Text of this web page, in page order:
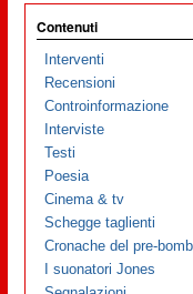
Contenuti
Interventi
Recensioni
Controinformazione
Interviste
Testi
Poesia
Cinema & tv
Schegge taglienti
Cronache del pre-
I suonatori Jones